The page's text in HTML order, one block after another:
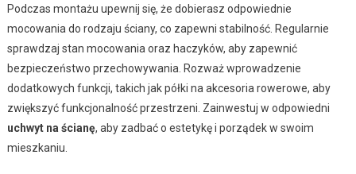
Podczas montażu upewnij się, że dobierasz odpowiednie
mocowania do rodzaju ściany, co zapewni stabilność. Regularnie
sprawdzaj stan mocowania oraz haczyków, aby zapewnić
bezpieczeństwo przechowywania. Rozważ wprowadzenie
dodatkowych funkcji, takich jak półki na akcesoria rowerowe, aby
zwiększyć funkcjonalność przestrzeni. Zainwestuj w odpowiedni
uchwyt na ścianę, aby zadbać o estetykę i porządek w swoim
mieszkaniu.